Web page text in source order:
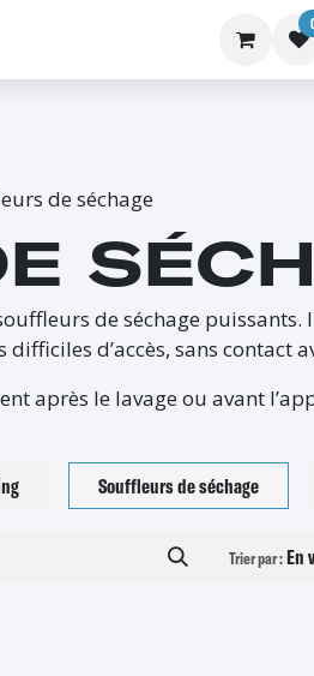
de séchage
de séchage puissants.
d’accès, sans contact
après le lavage ou avant
Souffleurs de séchage
Trier par :En